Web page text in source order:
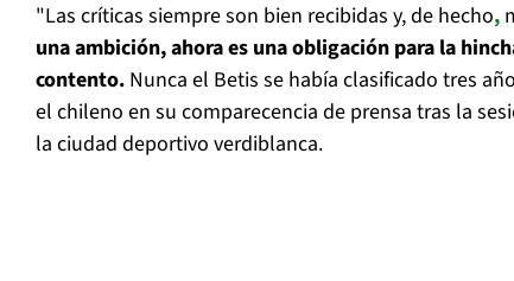
"Las críticas siempre son bien recibidas y, de hecho,
una ambición, ahora es una obligación para la
contento. Nunca el Betis se había clasificado tres
el chileno en su comparecencia de prensa tras la
la ciudad deportivo verdiblanca.